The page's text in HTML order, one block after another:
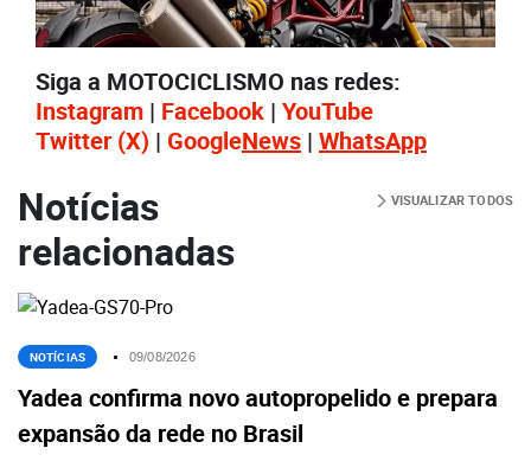
Siga a MOTOCICLISMO nas redes:
Instagram | Facebook | YouTube
Twitter (X) | GoogleNews | WhatsApp
Notícias
relacionadas
VISUALIZAR TODOS
NOTÍCIAS 09/08/2026
Yadea confirma novo autopropelido e prepara
expansão da rede no Brasil